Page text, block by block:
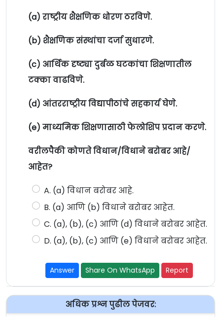
(a) राष्ट्रीय शैक्षणिक धोरण ठरविणे.
(b) शैक्षणिक संस्थांचा दर्जा सुधारणे.
(c) आर्थिक दृष्ट्या दुर्बळ घटकांचा शिक्षणातील
टक्का वाढविणे.
(d) आंतरराष्ट्रीय विद्यापीठांचे सहकार्य घेणे.
(e) माध्यमिक शिक्षणासाठी फेलोशिप प्रदान करणे.
वरीलपैकी कोणते विधान/विधाने बरोबर आहे/
आहेत?
A. (a) विधान बरोबर आहे.
B. (a) आणि (b) विधाने बरोबर आहेत.
C. (a), (b), (c) आणि (d) विधाने बरोबर आहेत.
D. (a), (b), (c) आणि (e) विधाने बरोबर आहेत.
Answer Share On WhatsApp Report
अधिक प्रश्न पुढील पेजवर: